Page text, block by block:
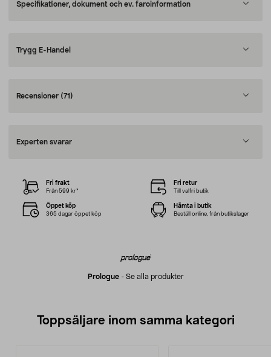
Specifikationer, dokument och ev. faroinformation
Trygg E-Handel
Recensioner (71)
Experten svarar
Prologue- Se alla produkter
Fri frakt
Från 599 kr*
Fri retur
Till valfri butik
Öppet köp
365 dagar öppet köp
Hämta i butik
Beställ online, från butikslager
Toppsäljare inom samma kategori